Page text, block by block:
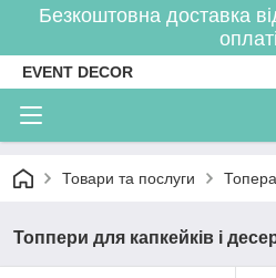
Безкоштовна доставка
оплаті
EVENT DECOR
Товари та послуги Топера
Топпери для капкейків і